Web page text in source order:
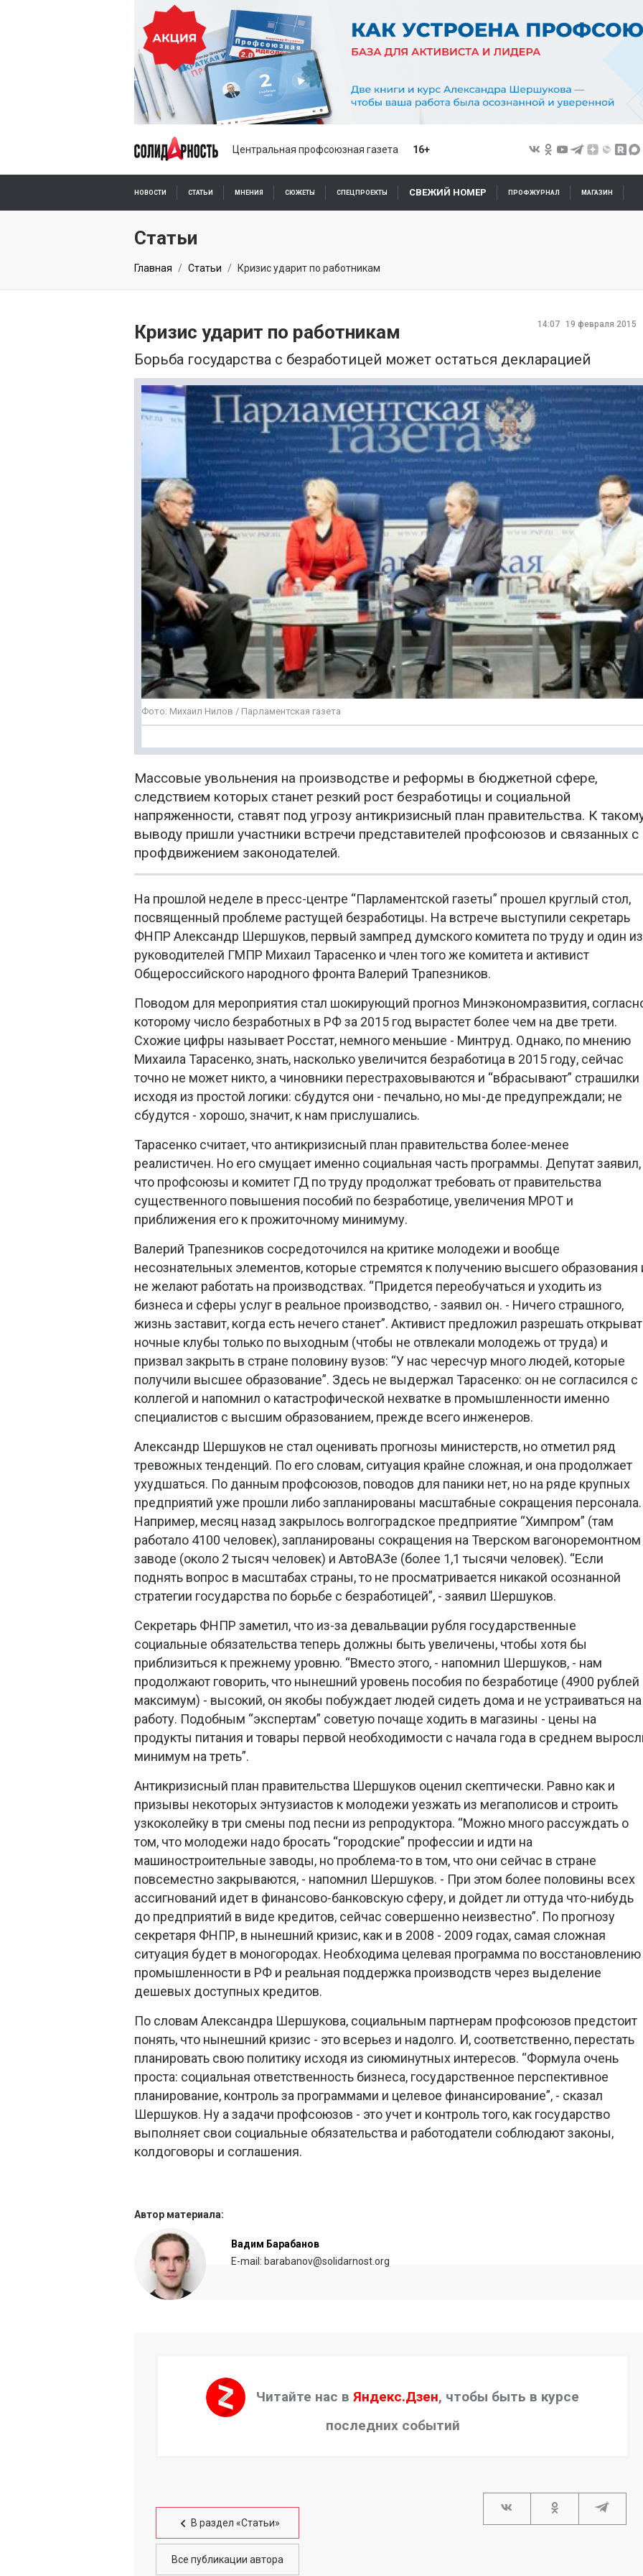
Центральная профсоюзная газета 16+
НОВОСТИ СТАТЬИ МНЕНИЯ СЮЖЕТЫ СПЕЦПРОЕКТЫ СВЕЖИЙ НОМЕР ПРОФЖУРНАЛ МАГАЗИН
Статьи
Главная Статьи Кризис ударит по работникам
14:07 19 февраля 2015
Кризис ударит по работникам
Борьба государства с безработицей может остаться декларацией
Фото: Михаил Нилов / Парламентская газета
Массовые увольнения на производстве и реформы в бюджетной сфере,
следствием которых станет резкий рост безработицы и социальной
напряженности, ставят под угрозу антикризисный план правительства. К
выводу пришли участники встречи представителей профсоюзов и связанных с
профдвижением законодателей.
На прошлой неделе в пресс-центре “Парламентской газеты” прошел круглый стол,
посвященный проблеме растущей безработицы. На встрече выступили секретарь
ФНПР Александр Шершуков, первый зампред думского комитета по труду и один из
руководителей ГМПР Михаил Тарасенко и член того же комитета и активист
Общероссийского народного фронта Валерий Трапезников.
Поводом для мероприятия стал шокирующий прогноз Минэкономразвития,
которому число безработных в РФ за 2015 год вырастет более чем на две трети.
Схожие цифры называет Росстат, немного меньшие - Минтруд. Однако, по мнению
Михаила Тарасенко, знать, насколько увеличится безработица в 2015 году, сейчас
точно не может никто, а чиновники перестраховываются и “вбрасывают” страшилки
исходя из простой логики: сбудутся они - печально, но мы-де предупреждали; не
сбудутся - хорошо, значит, к нам прислушались.
Тарасенко считает, что антикризисный план правительства более-менее
реалистичен. Но его смущает именно социальная часть программы. Депутат заявил,
что профсоюзы и комитет ГД по труду продолжат требовать от правительства
существенного повышения пособий по безработице, увеличения МРОТ и
приближения его к прожиточному минимуму.
Валерий Трапезников сосредоточился на критике молодежи и вообще
несознательных элементов, которые стремятся к получению высшего образования
не желают работать на производствах. “Придется переобучаться и уходить из
бизнеса и сферы услуг в реальное производство, - заявил он. - Ничего страшного,
жизнь заставит, когда есть нечего станет”. Активист предложил разрешать
ночные клубы только по выходным (чтобы не отвлекали молодежь от труда) и
призвал закрыть в стране половину вузов: “У нас чересчур много людей, которые
получили высшее образование”. Здесь не выдержал Тарасенко: он не согласился с
коллегой и напомнил о катастрофической нехватке в промышленности именно
специалистов с высшим образованием, прежде всего инженеров.
Александр Шершуков не стал оценивать прогнозы министерств, но отметил ряд
тревожных тенденций. По его словам, ситуация крайне сложная, и она продолжает
ухудшаться. По данным профсоюзов, поводов для паники нет, но на ряде крупных
предприятий уже прошли либо запланированы масштабные сокращения персонала.
Например, месяц назад закрылось волгоградское предприятие “Химпром” (там
работало 4100 человек), запланированы сокращения на Тверском вагоноремонтном
заводе (около 2 тысяч человек) и АвтоВАЗе (более 1,1 тысячи человек). “Если
поднять вопрос в масштабах страны, то не просматривается никакой осознанной
стратегии государства по борьбе с безработицей”, - заявил Шершуков.
Секретарь ФНПР заметил, что из-за девальвации рубля государственные
социальные обязательства теперь должны быть увеличены, чтобы хотя бы
приблизиться к прежнему уровню. “Вместо этого, - напомнил Шершуков, - нам
продолжают говорить, что нынешний уровень пособия по безработице (4900 рублей
максимум) - высокий, он якобы побуждает людей сидеть дома и не устраиваться на
работу. Подобным “экспертам” советую почаще ходить в магазины - цены на
продукты питания и товары первой необходимости с начала года в среднем
минимум на треть”.
Антикризисный план правительства Шершуков оценил скептически. Равно как и
призывы некоторых энтузиастов к молодежи уезжать из мегаполисов и строить
узкоколейку в три смены под песни из репродуктора. “Можно много рассуждать о
том, что молодежи надо бросать “городские” профессии и идти на
машиностроительные заводы, но проблема-то в том, что они сейчас в стране
повсеместно закрываются, - напомнил Шершуков. - При этом более половины всех
ассигнований идет в финансово-банковскую сферу, и дойдет ли оттуда что-нибудь
до предприятий в виде кредитов, сейчас совершенно неизвестно”. По прогнозу
секретаря ФНПР, в нынешний кризис, как и в 2008 - 2009 годах, самая сложная
ситуация будет в моногородах. Необходима целевая программа по восстановлению
промышленности в РФ и реальная поддержка производств через выделение
дешевых доступных кредитов.
По словам Александра Шершукова, социальным партнерам профсоюзов предстоит
понять, что нынешний кризис - это всерьез и надолго. И, соответственно, перестать
планировать свою политику исходя из сиюминутных интересов. “Формула очень
проста: социальная ответственность бизнеса, государственное перспективное
планирование, контроль за программами и целевое финансирование”, - сказал
Шершуков. Ну а задачи профсоюзов - это учет и контроль того, как государство
выполняет свои социальные обязательства и работодатели соблюдают законы,
колдоговоры и соглашения.
Автор материала:
Вадим Барабанов
E-mail: barabanov@solidarnost.org
Читайте нас в Яндекс.Дзен, чтобы быть в курсе
последних событий
В раздел «Статьи»
Все публикации автора